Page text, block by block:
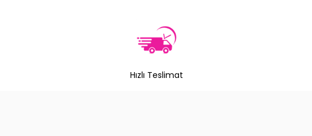
Hızlı Teslimat